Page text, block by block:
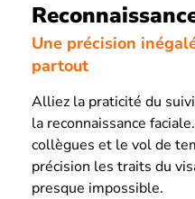
Une précision
partout
Alliez la praticité du
la reconnaissance
collègues et le vol de
précision les traits du
presque impossible.